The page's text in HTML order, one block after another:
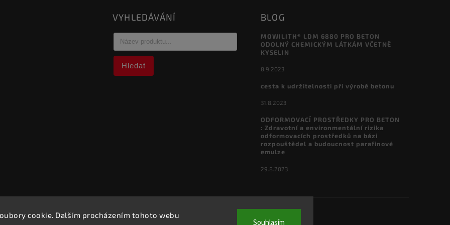
cookie. Dalším procházením tohoto webu
Souhlasím
VYHLEDÁVÁNÍ
Hledat
BLOG
MOWILITH® LDM 6880 PRO BETON
ODOLNÝ CHEMICKÝM LÁTKÁM VČETNĚ
KYSELIN
8.9.2023
cesta k udržitelnosti při výrobě betonu
31.8.2023
ODFORMOVACÍ PROSTŘEDKY PRO BETON
: Zdravotní a environmentální rizika
odformovacích prostředků na bázi
rozpouštědel a budoucnost parafinové
emulze
29.8.2023
2023PROBETON Servis s.r.o.®. Všechna práva vyhrazena.